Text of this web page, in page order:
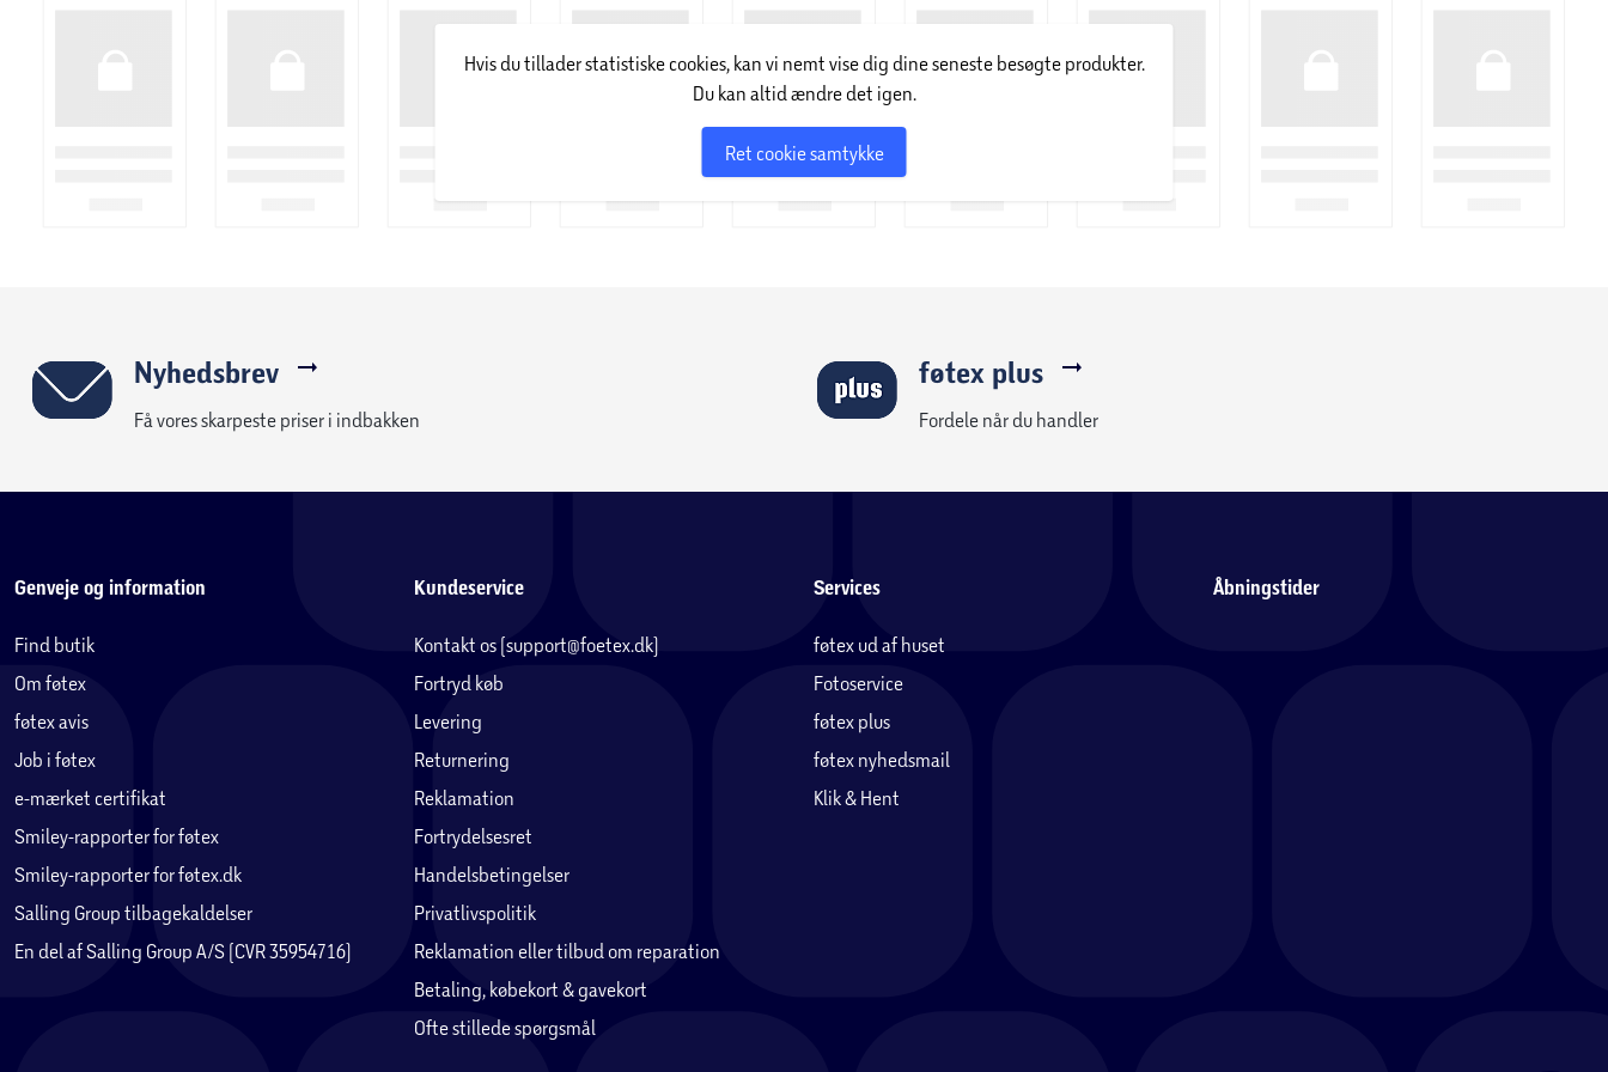
Hvis du tillader statistiske cookies, kan vi nemt vise dig dine seneste besøgte produkter.
Du kan altid ændre det igen.
Ret cookie samtykke
Nyhedsbrev
Få vores skarpeste priser i indbakken
føtex plus
Fordele når du handler
Genveje og information
Find butik
Om føtex
føtex avis
Job i føtex
e-mærket certifikat
Smiley-rapporter for føtex
Smiley-rapporter for føtex.dk
Salling Group tilbagekaldelser
En del af Salling Group A/S (CVR 35954716)
Kundeservice
Kontakt os (support@foetex.dk)
Fortryd køb
Levering
Returnering
Reklamation
Fortrydelsesret
Handelsbetingelser
Privatlivspolitik
Reklamation eller tilbud om reparation
Betaling, købekort & gavekort
Ofte stillede spørgsmål
Services
føtex ud af huset
Fotoservice
føtex plus
føtex nyhedsmail
Klik & Hent
Åbningstider